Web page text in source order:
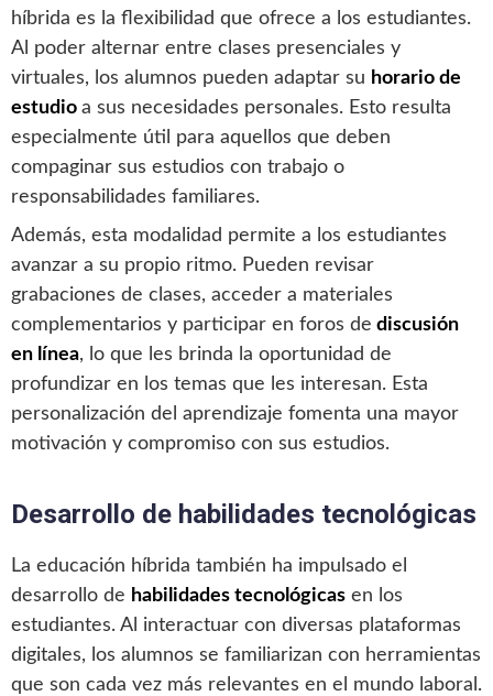
híbrida es la flexibilidad que ofrece a los estudiantes.
Al poder alternar entre clases presenciales y
virtuales, los alumnos pueden adaptar su horario de
estudio a sus necesidades personales. Esto resulta
especialmente útil para aquellos que deben
compaginar sus estudios con trabajo o
responsabilidades familiares.
Además, esta modalidad permite a los estudiantes
avanzar a su propio ritmo. Pueden revisar
grabaciones de clases, acceder a materiales
complementarios y participar en foros de discusión
en línea, lo que les brinda la oportunidad de
profundizar en los temas que les interesan. Esta
personalización del aprendizaje fomenta una mayor
motivación y compromiso con sus estudios.
Desarrollo de habilidades tecnológicas
La educación híbrida también ha impulsado el
desarrollo de habilidades tecnológicas en los
estudiantes. Al interactuar con diversas plataformas
digitales, los alumnos se familiarizan con herramientas
que son cada vez más relevantes en el mundo laboral.